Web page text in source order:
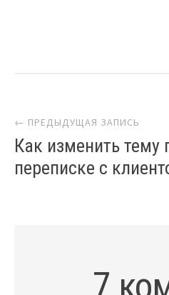
← ПРЕДЫДУЩАЯ ЗАПИСЬ
Как изменить тему
переписке с
7